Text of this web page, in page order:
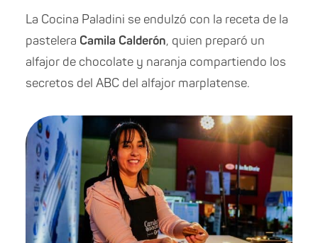
La Cocina Paladini se endulzó con la receta de la
pastelera Camila Calderón, quien preparó un
alfajor de chocolate y naranja compartiendo los
secretos del ABC del alfajor marplatense.